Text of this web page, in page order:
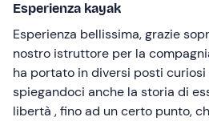
Esperienza kayak
Esperienza bellissima, grazie
nostro istruttore per la
ha portato in diversi posti
spiegandoci anche la storia di
libertà , fino ad un certo punto,